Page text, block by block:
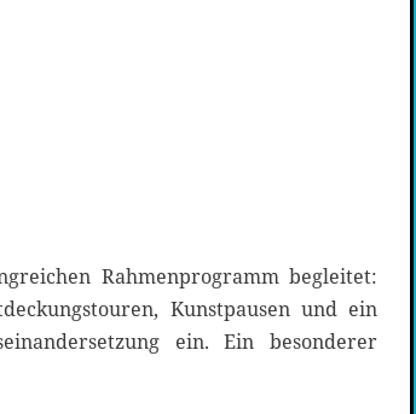
Rahmenprogramm begleitet:
Kunstpausen und ein
ein. Ein besonderer